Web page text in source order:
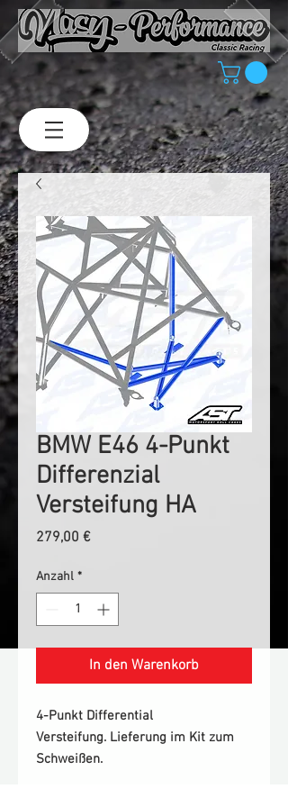
BMW E46 4-Punkt
Differenzial
Versteifung HA
279,00 €Preis
Anzahl *
In den Warenkorb
4-Punkt Differential
Versteifung. Lieferung im Kit zum
Schweißen.